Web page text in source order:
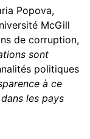
Popova,
McGill
de corruption,
sont
politiques
à ce
les pays